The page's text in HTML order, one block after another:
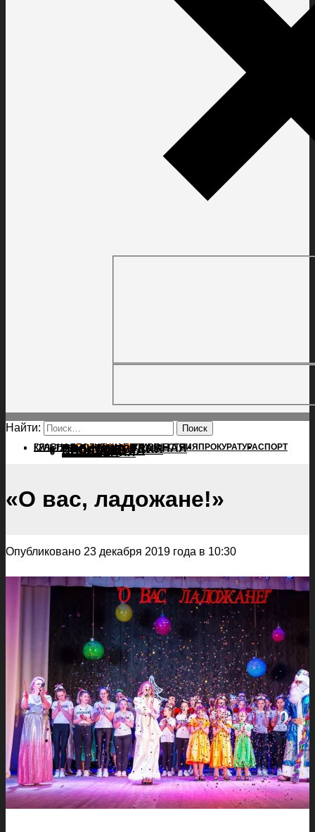
Найти:
ГЛАВНАЯПОЛИТИКАПРОИСШЕСТВИЯ ПРОКУРАТУРАСПОРТ
КУЛЬТУРАПОСЕЛЕНИЯГЛАВНАЯ
ПОЛИТИКА
ПРОИСШЕСТВИЯ
ПРОКУРАТУРА
СПОРТ
КУЛЬТУРА
ПОСЕЛЕНИЯ
«О вас, ладожане!»
Опубликовано 23 декабря 2019 года в 10:30